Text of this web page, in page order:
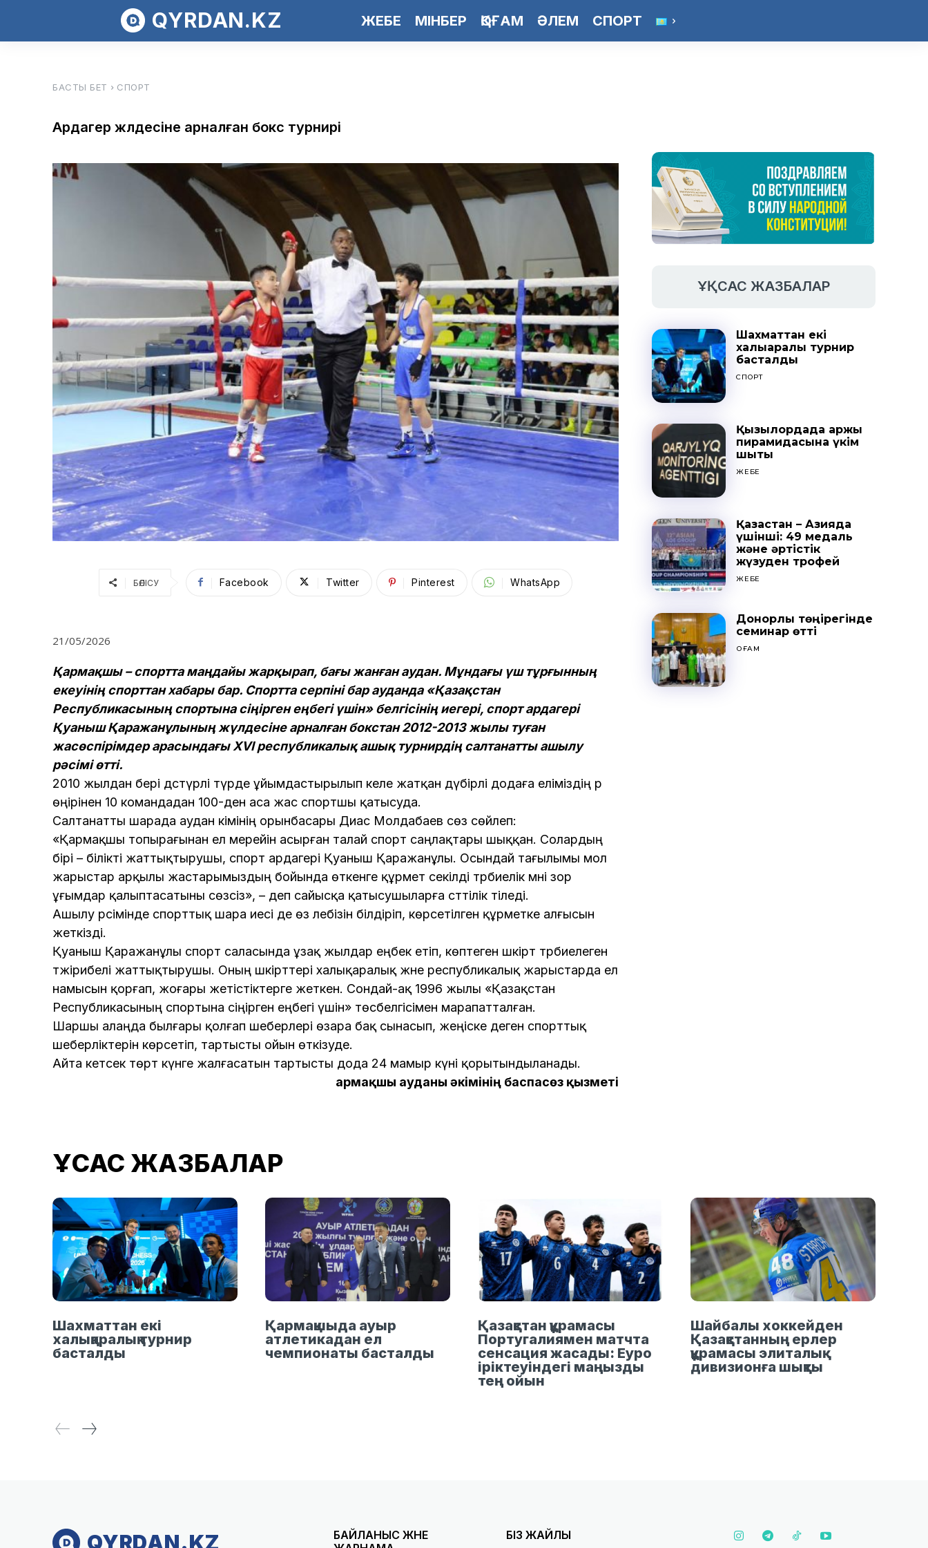
QYRDAN.KZ ЖЕБЕ МІНБЕР ҚОҒАМ ӘЛЕМ СПОРТ
БАСТЫ БЕТ СПОРТ
Ардагер жүлдесіне арналған бокс турнирі
БӨЛІСУ Facebook Twitter Pinterest WhatsApp
21/05/2026
Қармақшы – спортта маңдайы жарқырап, бағы жанған аудан. Мұндағы үш тұрғынның
екеуінің спорттан хабары бар. Спортта серпіні бар ауданда «Қазақстан
Республикасының спортына сіңірген еңбегі үшін» белгісінің иегері, спорт ардагері
Қуаныш Қаражанұлының жүлдесіне арналған бокстан 2012-2013 жылы туған
жасөспірімдер арасындағы XVI республикалық ашық турнирдің салтанатты ашылу
рәсімі өтті.
2010 жылдан бері дәстүрлі түрде ұйымдастырылып келе жатқан дүбірлі додаға еліміздің әр
өңірінен 10 командадан 100-ден аса жас спортшы қатысуда.
Салтанатты шарада аудан әкімінің орынбасары Диас Молдабаев сөз сөйлеп:
«Қармақшы топырағынан ел мерейін асырған талай спорт саңлақтары шыққан. Солардың
бірі – білікті жаттықтырушы, спорт ардагері Қуаныш Қаражанұлы. Осындай тағылымы мол
жарыстар арқылы жастарымыздың бойында өткенге құрмет секілді тәрбиелік мәні зор
ұғымдар қалыптасатыны сөзсіз», – деп сайысқа қатысушыларға сәттілік тіледі.
Ашылу рәсімінде спорттық шара иесі де өз лебізін білдіріп, көрсетілген құрметке алғысын
жеткізді.
Қуаныш Қаражанұлы спорт саласында ұзақ жылдар еңбек етіп, көптеген шәкірт тәрбиелеген
тәжірибелі жаттықтырушы. Оның шәкірттері халықаралық және республикалық жарыстарда ел
намысын қорғап, жоғары жетістіктерге жеткен. Сондай-ақ 1996 жылы «Қазақстан
Республикасының спортына сіңірген еңбегі үшін» төсбелгісімен марапатталған.
Шаршы алаңда былғары қолғап шеберлері өзара бақ сынасып, жеңіске деген спорттық
шеберліктерін көрсетіп, тартысты ойын өткізуде.
Айта кетсек төрт күнге жалғасатын тартысты дода 24 мамыр күні қорытындыланады.
Қармақшы ауданы әкімінің баспасөз қызметі
ҰҚСАС ЖАЗБАЛАР
Шахматтан екі
халықаралық турнир
басталды
СПОРТ
Қызылордада қаржы
пирамидасына үкім
шықты
ЖЕБЕ
Қазақстан – Азияда
үшінші: 49 медаль
және әртістік
жүзуден трофей
ЖЕБЕ
Донорлық төңірегінде
семинар өтті
ҚОҒАМ
ҰҚСАС ЖАЗБАЛАР
Шахматтан екі
халықаралық турнир
басталды
Қармақшыда ауыр
атлетикадан ел
чемпионаты басталды
Қазақстан құрамасы
Португалиямен матчта
сенсация жасады: Еуро
іріктеуіндегі маңызды
тең ойын
Шайбалы хоккейден
Қазақстанның ерлер
құрамасы элиталық
дивизионға шықты
QYRDAN.KZ
БАЙЛАНЫС ЖӘНЕ
БІЗ ЖАЙЛЫ